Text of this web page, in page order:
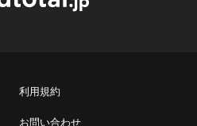
利用規約
お問い合わせ